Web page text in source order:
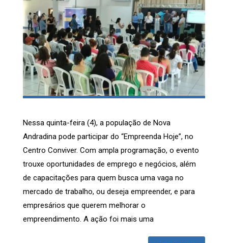
Nessa quinta-feira (4), a população de Nova
Andradina pode participar do “Empreenda Hoje”, no
Centro Conviver. Com ampla programação, o evento
trouxe oportunidades de emprego e negócios, além
de capacitações para quem busca uma vaga no
mercado de trabalho, ou deseja empreender, e para
empresários que querem melhorar o
empreendimento. A ação foi mais uma